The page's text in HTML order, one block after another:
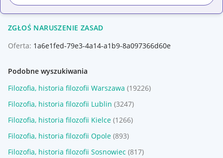
ZGŁOŚ NARUSZENIE ZASAD
Oferta: 1a6e1fed-79e3-4a14-a1b9-8a097366d60e
Podobne wyszukiwania
Filozofia, historia filozofii Warszawa (19226)
Filozofia, historia filozofii Lublin (3247)
Filozofia, historia filozofii Kielce (1266)
Filozofia, historia filozofii Opole (893)
Filozofia, historia filozofii Sosnowiec (817)